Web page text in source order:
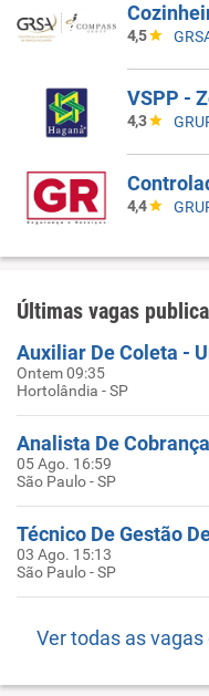
4,5
VSPP -
4,3
4,4
Últimas vagas
Auxiliar De Coleta -
Ontem 09:35
Hortolândia - SP
Analista De
05 Ago. 16:59
São Paulo - SP
Técnico De Gestão
03 Ago. 15:13
São Paulo - SP
Ver todas as